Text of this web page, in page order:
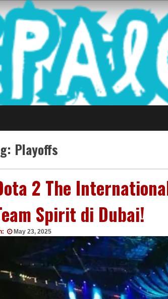
Game
Playoffs
2 The
Spirit di Dubai!
May 23, 2025